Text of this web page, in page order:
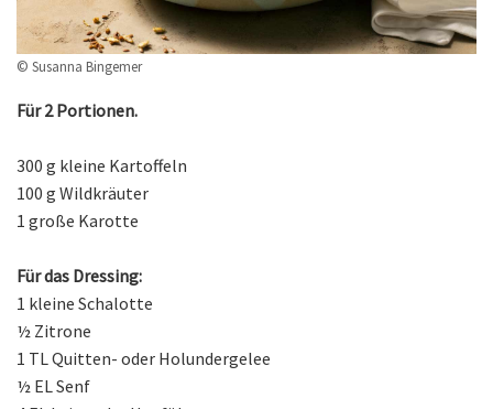
© Susanna Bingemer
Für 2 Portionen.
300 g kleine Kartoffeln
100 g Wildkräuter
1 große Karotte
Für das Dressing:
1 kleine Schalotte
½ Zitrone
1 TL Quitten- oder Holundergelee
½ EL Senf